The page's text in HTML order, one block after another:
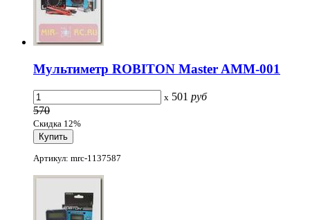
Мультиметр ROBITON Master AMM-001
x 501 руб
570
Скидка 12%
Артикул: mrc-1137587